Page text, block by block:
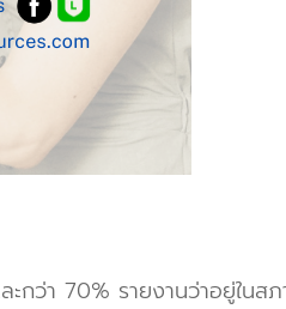
ะกว่า 70% รายงานว่าอยู่ในส